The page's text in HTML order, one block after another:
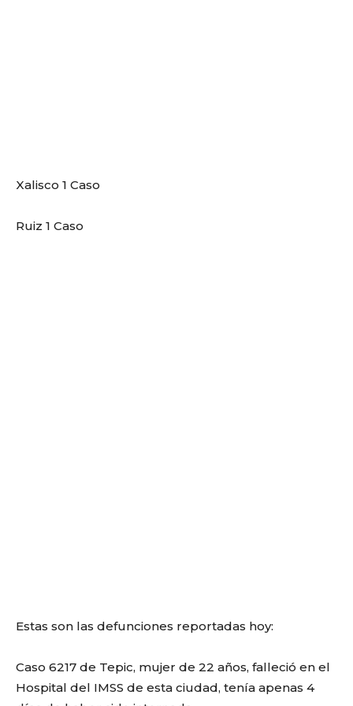
Xalisco 1 Caso
Ruiz 1 Caso
Estas son las defunciones reportadas hoy:
Caso 6217 de Tepic, mujer de 22 años, falleció en el
Hospital del IMSS de esta ciudad, tenía apenas 4